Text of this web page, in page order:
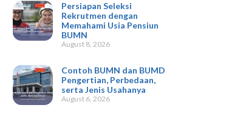
Persiapan Seleksi
Rekrutmen dengan
Memahami Usia Pensiun
BUMN
August 8, 2026
Contoh BUMN dan BUMD
Pengertian, Perbedaan,
serta Jenis Usahanya
August 6, 2026